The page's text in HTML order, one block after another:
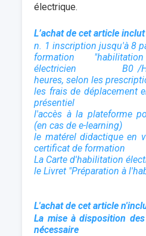
électrique.
L’achat de cet article
n. 1 inscription jusqu'à 8
formation
électricien B0 /
heures, selon les
les frais de déplacement
présentiel
l'accès à la plateforme
(en cas de e-learning)
le matérel didactique en
certificat de formation
La Carte d'habilitation
le Livret "Préparation à
L'achat de cet article
La mise à disposition
nécessaire